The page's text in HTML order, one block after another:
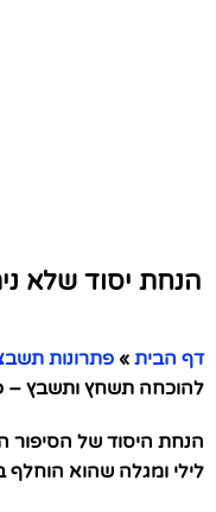
הנחת יסוד שלא
דף הבית » פתרונות
להוכחה תשחץ ותשבץ –
הנחת היסוד של הסיפור
לילי ומגלה שהוא הוחלף